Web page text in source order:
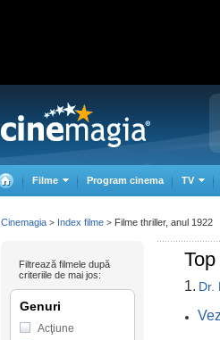
Filme Program cinema TV
1. Dr.
Filtrează filmele după
criteriile de mai jos:
Genuri
Acţiune
Cinemagia > Index filme > Filme thriller, anul 1922